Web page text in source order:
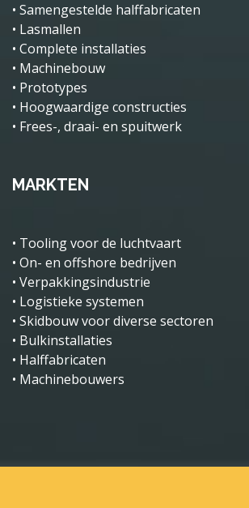
• Samengestelde halffabricaten
• Lasmallen
• Complete installaties
• Machinebouw
• Prototypes
• Hoogwaardige constructies
• Frees-, draai- en spuitwerk
MARKTEN
• Tooling voor de luchtvaart
• On- en offshore bedrijven
• Verpakkingsindustrie
• Logistieke systemen
• Skidbouw voor diverse sectoren
• Bulkinstallaties
• Halffabricaten
• Machinebouwers